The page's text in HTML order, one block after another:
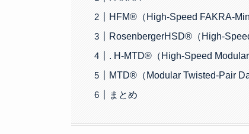
HFM®（High-Speed FAKRA-
RosenbergerHSD®（High-
. H-MTD®（High-Speed Modular
MTD®（Modular Twisted-Pair
まとめ